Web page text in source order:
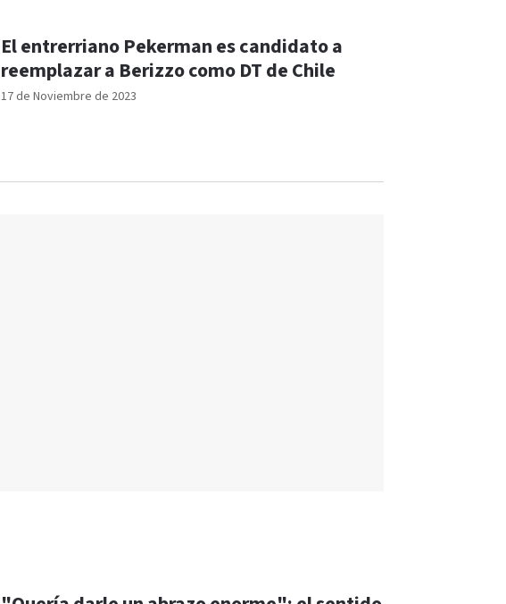
17 de Noviembre de 2023
El entrerriano Pekerman es candidato a
reemplazar a Berizzo como DT de Chile